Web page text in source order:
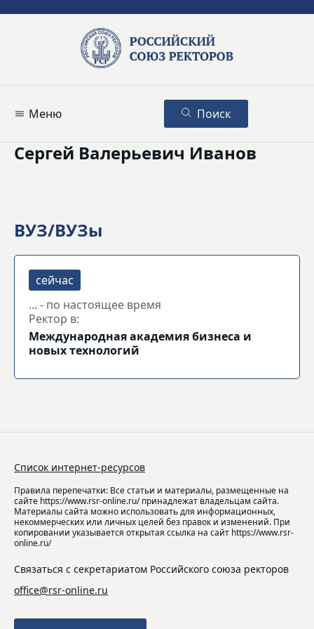
Меню Поиск
Сергей Валерьевич Иванов
ВУЗ/ВУЗы
... - по настоящее время
Ректор в:
Международная академия бизнеса и
новых технологий
Список интернет-ресурсов
Правила перепечатки: Все статьи и материалы, размещенные на
сайте https://www.rsr-online.ru/ принадлежат владельцам сайта.
Материалы сайта можно использовать для информационных,
некоммерческих или личных целей без правок и изменений. При
копировании указывается открытая ссылка на сайт https://www.rsr-
online.ru/
Связаться с секретариатом Российского союза ректоров
office@rsr-online.ru